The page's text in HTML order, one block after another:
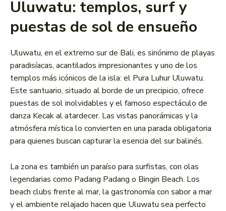
Uluwatu: templos, surf y
puestas de sol de ensueño
Uluwatu, en el extremo sur de Bali, es sinónimo de playas
paradisíacas, acantilados impresionantes y uno de los
templos más icónicos de la isla: el Pura Luhur Uluwatu.
Este santuario, situado al borde de un precipicio, ofrece
puestas de sol inolvidables y el famoso espectáculo de
danza Kecak al atardecer. Las vistas panorámicas y la
atmósfera mística lo convierten en una parada obligatoria
para quienes buscan capturar la esencia del sur balinés.
La zona es también un paraíso para surfistas, con olas
legendarias como Padang Padang o Bingin Beach. Los
beach clubs frente al mar, la gastronomía con sabor a mar
y el ambiente relajado hacen que Uluwatu sea perfecto